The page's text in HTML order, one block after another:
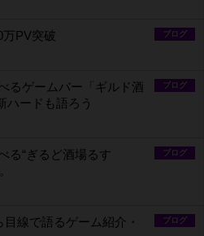
ブログ
万PV突破
ブログ
るゲームバー「ギルド酒
ハードも語ろう
ブログ
る“ぎるど酒場るす
ブログ
線で語るゲーム紹介・